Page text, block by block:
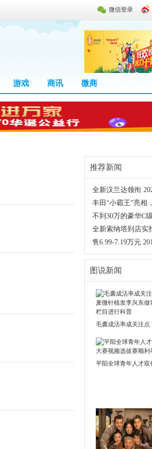
微信登录
游戏 商讯 微商
推荐新闻
·全新汉兰达领衔
·丰田“小霸王”亮相
·不到30万的豪华C
·全新索纳塔到店实
·售6.99-7.19万元
图说新闻
毛囊成活率成关注点
平阳全球青年人才双